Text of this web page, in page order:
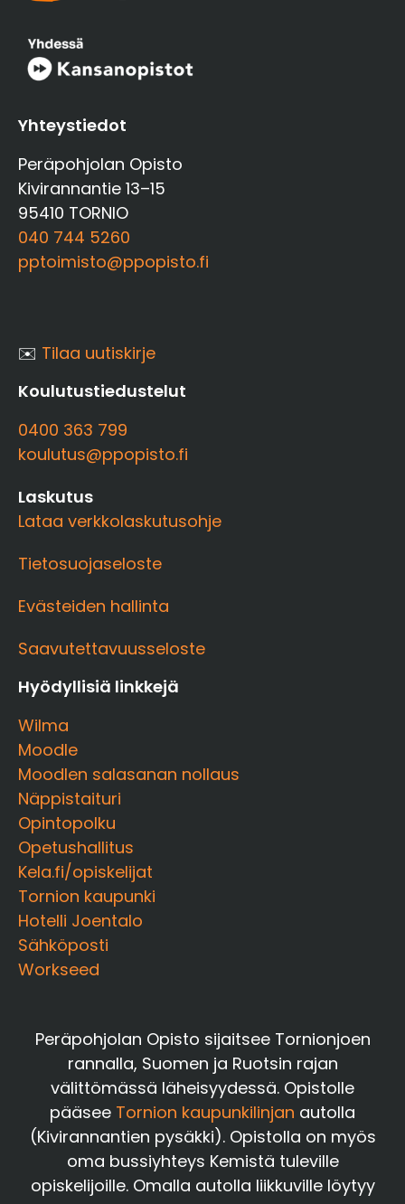
Yhteystiedot
Peräpohjolan Opisto
Kivirannantie 13–15
95410 TORNIO
040 744 5260
pptoimisto@ppopisto.fi
✉️ Tilaa uutiskirje
Koulutustiedustelut
0400 363 799
koulutus@ppopisto.fi
Laskutus
Lataa verkkolaskutusohje
Tietosuojaseloste
Evästeiden hallinta
Saavutettavuusseloste
Hyödyllisiä linkkejä
Wilma
Moodle
Moodlen salasanan nollaus
Näppistaituri
Opintopolku
Opetushallitus
Kela.fi/opiskelijat
Tornion kaupunki
Hotelli Joentalo
Sähköposti
Workseed
Peräpohjolan Opisto sijaitsee Tornionjoen
rannalla, Suomen ja Ruotsin rajan
välittömässä läheisyydessä. Opistolle
pääsee Tornion kaupunkilinjan autolla
(Kivirannantien pysäkki). Opistolla on myös
oma bussiyhteys Kemistä tuleville
opiskelijoille. Omalla autolla liikkuville löytyy